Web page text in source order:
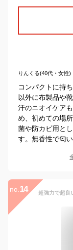
りんくる(40代・女性)
コンパクトに持
以外に布製品や
汗のニオイケア
め、初めての場
菌や防カビ用と
す。無香性で匂
no. 14